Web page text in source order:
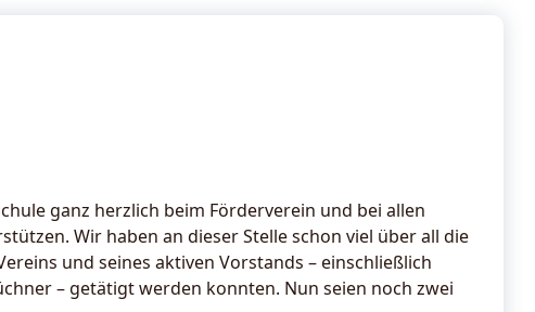
ganz herzlich beim Förderverein und bei allen
Wir haben an dieser Stelle schon viel über all die
und seines aktiven Vorstands – einschließlich
– getätigt werden konnten. Nun seien noch zwei